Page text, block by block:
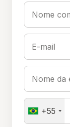
Nome
E-mail
Nome da
+55